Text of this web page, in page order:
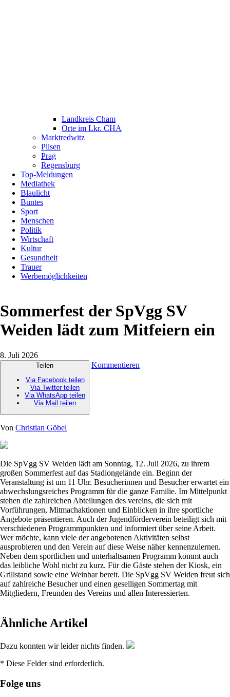
Landkreis Cham
Orte im Lkr. CHA
Marktredwitz
Pilsen
Prag
Regensburg
Top-Meldungen
Mediathek
Blaulicht
Buntes
Sport
Menschen
Politik
Wirtschaft
Kultur
Gesundheit
Trauer
Werbemöglichkeiten
Sommerfest der SpVgg SV
Weiden lädt zum Mitfeiern ein
8. Juli 2026
Teilen
Via Facebook teilen
Via Twitter teilen
Via WhatsApp teilen
Via Mail teilen
Kommentieren
Von Christian Göbel
Die SpVgg SV Weiden lädt am Sonntag, 12. Juli 2026, zu ihrem
großen Sommerfest auf das Stadiongelände ein. Beginn der
Veranstaltung ist um 11 Uhr. Besucherinnen und Besucher erwartet ein
abwechslungsreiches Programm für die ganze Familie. Im Mittelpunkt
stehen die zahlreichen Abteilungen des vereins, die sich mit
Vorführungen, Mitmachaktionen und Einblicken in ihre sportliche
Angebote präsentieren. Auch der Jugendförderverein beteiligt sich mit
verschiedenen Programmpunkten und informiert über seine Arbeit.
Wer möchte, kann viele der angebotenen Aktivitäten selbst
ausprobieren und den Verein auf diese Weise näher kennenzulernen.
Neben dem sportlichen und unterhaltsamen Programm kommt auch
das leibliche Wohl nicht zu kurz. Für die Gäste stehen der Kiosk, ein
Grillstand sowie eine Weinbar bereit. Die SpVgg SV Weiden freut sich
auf zahlreiche Besucher und einen geselligen Sommertag mit
Mitgliedern, Freunden des Vereins und allen Interessierten.
Ähnliche Artikel
Dazu konnten wir leider nichts finden.
* Diese Felder sind erforderlich.
Folge uns